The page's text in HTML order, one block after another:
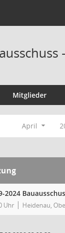
Mitglieder
April
2024
Uhr Heidenau,